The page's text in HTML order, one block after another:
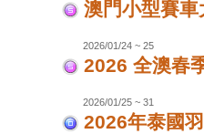
澳門小型賽
2026/01/24 ~ 25
2026 全澳春
2026/01/25 ~ 31
2026年泰國